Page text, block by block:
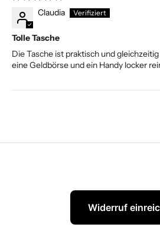
Claudia
Tolle Tasche
Die Tasche ist praktisch und
eine Geldbörse und ein Handy locker
Widerruf